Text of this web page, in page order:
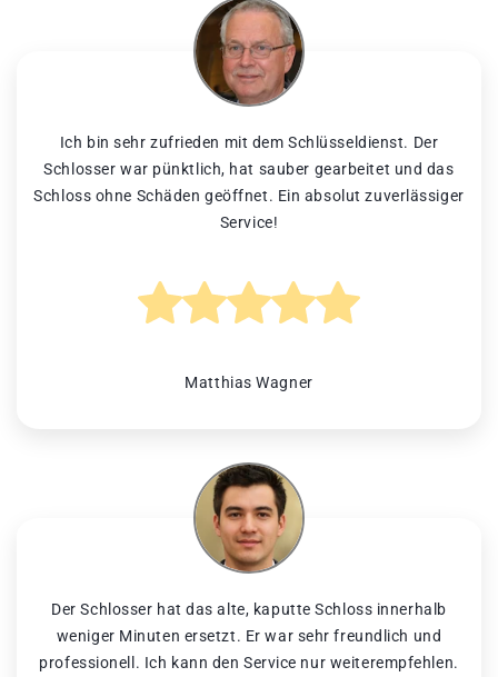
Ich bin sehr zufrieden mit dem Schlüsseldienst. Der
Schlosser war pünktlich, hat sauber gearbeitet und das
Schloss ohne Schäden geöffnet. Ein absolut zuverlässiger
Service!
Matthias Wagner
Der Schlosser hat das alte, kaputte Schloss innerhalb
weniger Minuten ersetzt. Er war sehr freundlich und
professionell. Ich kann den Service nur weiterempfehlen.